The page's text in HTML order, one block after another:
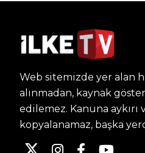
Web sitemizde yer alan
alınmadan, kaynak
edilemez. Kanuna aykırı
kopyalanamaz, başka